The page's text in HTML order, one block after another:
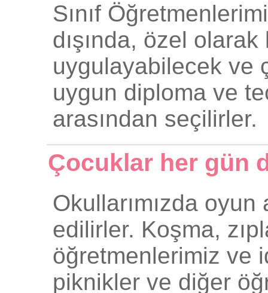
Sınıf
dışında, özel
uygulayabilecek ve
uygun diploma ve
arasından seçilirler.
Çocuklar her gün
Okullarımızda oyun
edilirler. Koşma,
öğretmenlerimiz ve
piknikler ve diğer